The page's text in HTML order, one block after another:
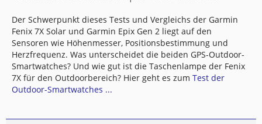
Der Schwerpunkt dieses Tests und Vergleichs der Garmin
Fenix 7X Solar und Garmin Epix Gen 2 liegt auf den
Sensoren wie Höhenmesser, Positionsbestimmung und
Herzfrequenz. Was unterscheidet die beiden GPS-Outdoor-
Smartwatches? Und wie gut ist die Taschenlampe der Fenix
7X für den Outdoorbereich? Hier geht es zum Test der
Outdoor-Smartwatches ...